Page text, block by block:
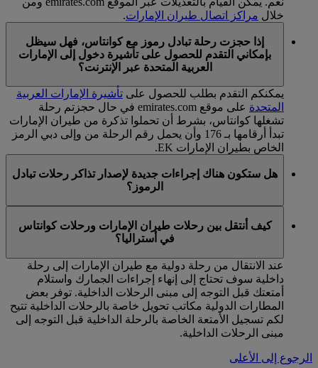
خلال مراكز اتصال طيران الإمارات.
إذا حجزت رحلة تبادل رموز مع كوانتاس، فهل سيظل
بإمكاني التقدم للحصول على تأشيرة دخول إلى الإمارات
العربية المتحدة عبر الإنترنت؟
يمكنكم التقدم بطلب للحصول على تأشيرة الإمارات العربية
المتحدة
على موقع emirates.com في حال حجزتم رحلة
تشغلها كوانتاس، بشرط أن تحملوا تذكرة من طيران الإمارات
تبدأ أرقامها بـ 176 وأن يحمل رقم الرحلة من وإلى دبي الرمز
الخاص بطيران الإمارات EK.
هل ستكون هناك إجراءات جديدة لإصدار تذاكر رحلات تبادل
الرموز؟
كيف أنتقل بين رحلات طيران الإمارات ورحلات كوانتاس
في أستراليا؟
عند الانتقال من رحلة دولية مع طيران الإمارات إلى رحلة
داخلية سوف تحتاج إلى إنهاء إجراءات الجمارك واستلام
أمتعتك قبل التوجه إلى مبنى الرحلات الداخلية. توفر بعض
المطارات الدولية مكاتب تحويل خاصة بالرحلات الداخلية تتيح
لكم تسجيل الأمتعة الخاصة بالرحلة الداخلية قبل التوجه إلى
مبنى الرحلات الداخلية.
الرجوع إلى الأعلى